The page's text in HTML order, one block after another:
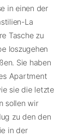
in einen der
La
Tasche zu
loszugehen
Sie haben
Apartment
sie die letzte
sollen wir
zu den den
in der